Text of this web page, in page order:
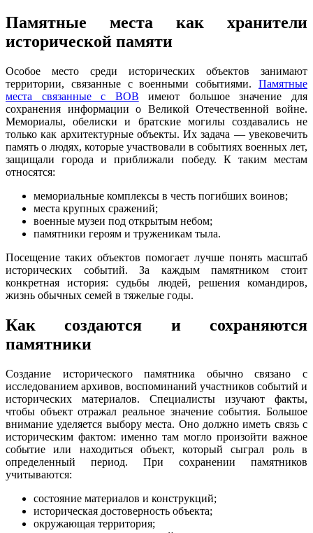
Памятные места как хранители
исторической памяти
Особое место среди исторических объектов занимают
территории, связанные с военными событиями. Памятные
места связанные с ВОВ имеют большое значение для
сохранения информации о Великой Отечественной войне.
Мемориалы, обелиски и братские могилы создавались не
только как архитектурные объекты. Их задача — увековечить
память о людях, которые участвовали в событиях военных лет,
защищали города и приближали победу. К таким местам
относятся:
мемориальные комплексы в честь погибших воинов;
места крупных сражений;
военные музеи под открытым небом;
памятники героям и труженикам тыла.
Посещение таких объектов помогает лучше понять масштаб
исторических событий. За каждым памятником стоит
конкретная история: судьбы людей, решения командиров,
жизнь обычных семей в тяжелые годы.
Как создаются и сохраняются
памятники
Создание исторического памятника обычно связано с
исследованием архивов, воспоминаний участников событий и
исторических материалов. Специалисты изучают факты,
чтобы объект отражал реальное значение события. Большое
внимание уделяется выбору места. Оно должно иметь связь с
историческим фактом: именно там могло произойти важное
событие или находиться объект, который сыграл роль в
определенный период. При сохранении памятников
учитываются:
состояние материалов и конструкций;
историческая достоверность объекта;
окружающая территория;